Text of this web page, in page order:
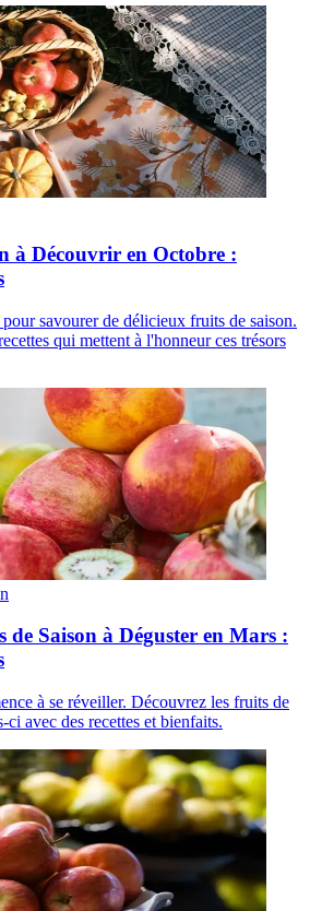
à Découvrir en Octobre :
savourer de délicieux fruits de saison.
qui mettent à l'honneur ces trésors
Saison à Déguster en Mars :
à se réveiller. Découvrez les fruits de
ci avec des recettes et bienfaits.